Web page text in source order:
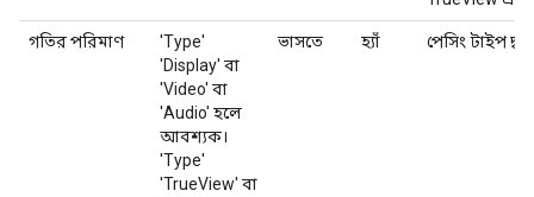
গতির পরিমাণ
'Type'
'Display' বা
'Video' বা
'Audio' হলে
আবশ্যক।
'Type'
'TrueView' বা
ভাসতে হ্যাঁ পেসিং টাইপ